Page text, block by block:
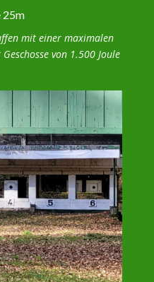
25m
mit einer maximalen
von 1.500 Joule